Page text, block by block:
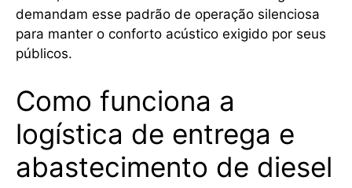
demandam esse padrão de operação silenciosa
para manter o conforto acústico exigido por seus
públicos.
Como funciona a
logística de entrega e
abastecimento de diesel